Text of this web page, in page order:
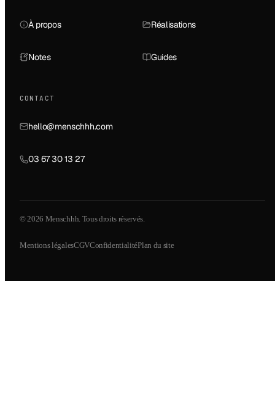
À propos Réalisations
Notes Guides
CONTACT
hello@menschhh.com
03 67 30 13 27
© 2026 Menschhh. Tous droits réservés.
Mentions légalesCGVConfidentialitéPlan du site